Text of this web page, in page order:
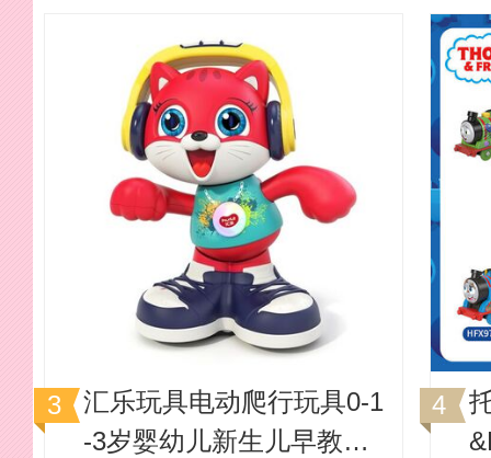
汇乐玩具电动爬行玩具0-1
-3岁婴幼儿新生儿早教宝